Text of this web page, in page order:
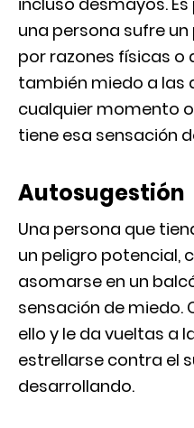
una persona sufre
por razones físicas o
también miedo a las
cualquier momento
tiene esa sensación
Autosugestión
Una persona que
un peligro potencial,
asomarse en un
sensación de miedo.
ello y le da vueltas a
estrellarse contra el
desarrollando.